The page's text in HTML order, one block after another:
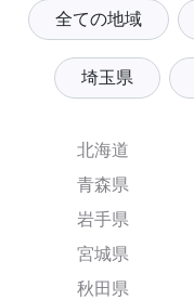
全ての地域
埼玉県
北海道
青森県
岩手県
宮城県
秋田県